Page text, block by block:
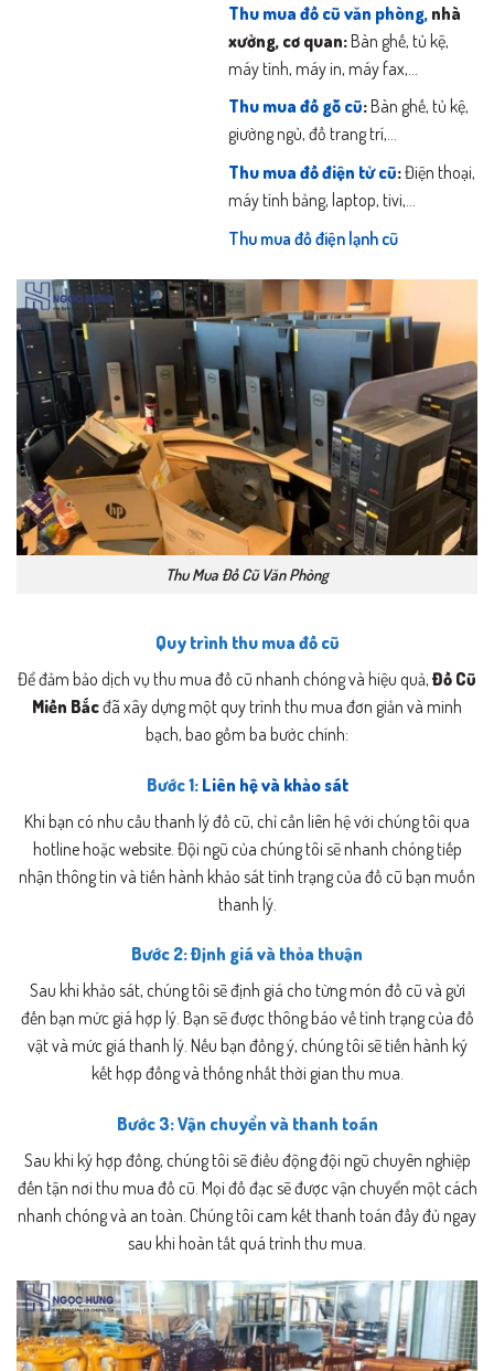
Thu mua đồ cũ văn phòng, nhà
xưởng, cơ quan:Bàn ghế, tủ kệ,
máy tính, máy in, máy fax,…
Thu mua đồ gỗ cũ:Bàn ghế, tủ kệ,
giường ngủ, đồ trang trí,…
Thu mua đồ điện tử cũ:Điện thoại,
máy tính bảng, laptop, tivi,…
Thu mua đồ điện lạnh cũ
Thu Mua Đồ Cũ Văn Phòng
Quy trình thu mua đồ cũ
Để đảm bảo dịch vụ thu mua đồ cũ nhanh chóng và hiệu quả, Đồ Cũ
Miền Bắcđã xây dựng một quy trình thu mua đơn giản và minh
bạch, bao gồm ba bước chính:
Bước 1: Liên hệ và khảo sát
Khi bạn có nhu cầu thanh lý đồ cũ, chỉ cần liên hệ với chúng tôi qua
hotline hoặc website. Đội ngũ của chúng tôi sẽ nhanh chóng tiếp
nhận thông tin và tiến hành khảo sát tình trạng của đồ cũ bạn muốn
thanh lý.
Bước 2: Định giá và thỏa thuận
Sau khi khảo sát, chúng tôi sẽ định giá cho từng món đồ cũ và gửi
đến bạn mức giá hợp lý. Bạn sẽ được thông báo về tình trạng của đồ
vật và mức giá thanh lý. Nếu bạn đồng ý, chúng tôi sẽ tiến hành ký
kết hợp đồng và thống nhất thời gian thu mua.
Bước 3: Vận chuyển và thanh toán
Sau khi ký hợp đồng, chúng tôi sẽ điều động đội ngũ chuyên nghiệp
đến tận nơi thu mua đồ cũ. Mọi đồ đạc sẽ được vận chuyển một cách
nhanh chóng và an toàn. Chúng tôi cam kết thanh toán đầy đủ ngay
sau khi hoàn tất quá trình thu mua.